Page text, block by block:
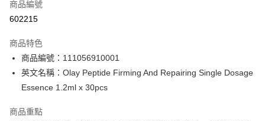
Apple Pay
PayMe
WeChat Pay
商品編號
602215
商品特色
商品編號：111056910001
英文名稱：Olay Peptide Firming And Repairing Single Dosage
Essence 1.2ml x 30pcs
商品重點